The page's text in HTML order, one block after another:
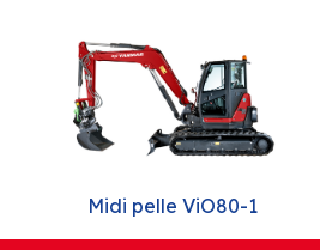
Midi pelle ViO80-1